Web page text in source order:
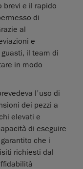
e il rapido
di
al
e
il team di
in modo
l'uso di
dei pezzi a
elevati e
di eseguire
che i
richiesti dal